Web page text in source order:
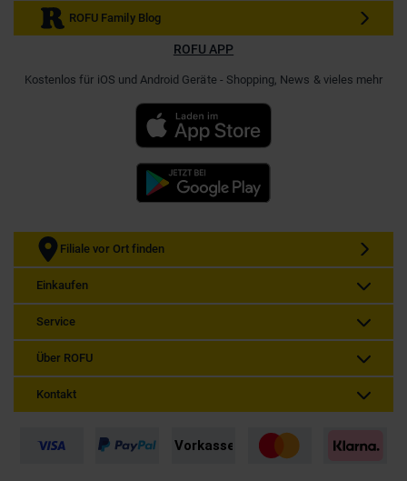
ROFU Family Blog
ROFU APP
Kostenlos für iOS und Android Geräte - Shopping, News & vieles mehr
Filiale vor Ort finden
Einkaufen
Service
Über ROFU
Kontakt